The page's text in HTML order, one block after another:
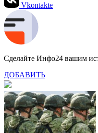
Vkontakte
Сделайте Инфо24 вашим
ДОБАВИТЬ